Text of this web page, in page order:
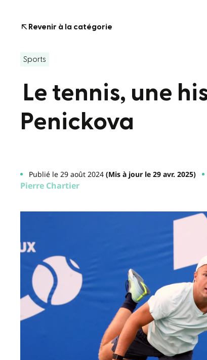
Revenir à la catégorie
Sports
Le tennis, une
Penickova
Publié le 29 août 2024(Mis à jour le 29 avr. 2025)
Pierre Chartier